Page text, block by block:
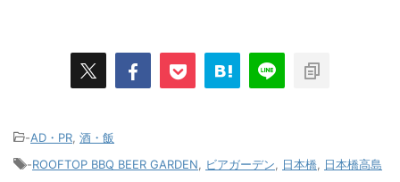
-AD・PR 酒・飯
-ROOFTOP BBQ BEER GARDEN ビアガーデン 日本橋
日本橋高島